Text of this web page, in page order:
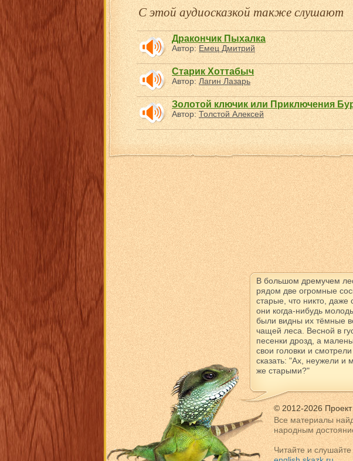
С этой аудиосказкой также слушают
Дракончик Пыхалка
Автор:Емец Дмитрий
Старик Хоттабыч
Автор:Лагин Лазарь
Золотой ключик или Приключения
Автор:Толстой Алексей
В большом дремучем
рядом две огромные
старые, что никто,
они когда-нибудь
были видны их тёмные
чащей леса. Весной в
песенки дрозд, а
свои головки и
сказать: "Ах, неужели
же старыми?"
© 2012-2026
Все материалы
народным
Читайте и